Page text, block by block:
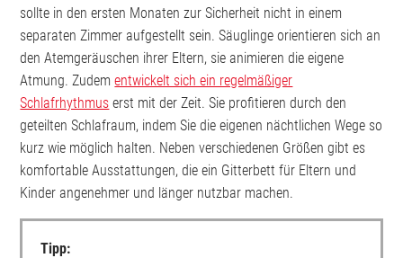
sollte in den ersten Monaten zur Sicherheit nicht in einem
separaten Zimmer aufgestellt sein. Säuglinge orientieren sich an
den Atemgeräuschen ihrer Eltern, sie animieren die eigene
Atmung. Zudementwickelt sich ein regelmäßiger
Schlafrhythmus erst mit der Zeit. Sie profitieren durch den
geteilten Schlafraum, indem Sie die eigenen nächtlichen Wege so
kurz wie möglich halten. Neben verschiedenen Größen gibt es
komfortable Ausstattungen, die ein Gitterbett für Eltern und
Kinder angenehmer und länger nutzbar machen.
Tipp: